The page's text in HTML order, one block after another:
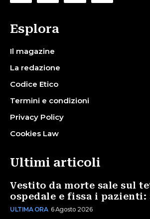
Esplora
Il magazine
La redazione
Codice Etico
Termini e condizioni
Privacy Policy
Cookies Law
Ultimi articoli
Vestito da morte sale sul
ospedale e fissa i pazienti:
ULTIMA ORA 6 Agosto 2026